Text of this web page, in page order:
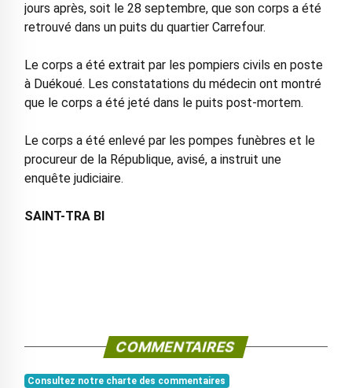
jours après, soit le 28 septembre, que son corps a été
retrouvé dans un puits du quartier Carrefour.
Le corps a été extrait par les pompiers civils en poste
à Duékoué. Les constatations du médecin ont montré
que le corps a été jeté dans le puits post-mortem.
Le corps a été enlevé par les pompes funèbres et le
procureur de la République, avisé, a instruit une
enquête judiciaire.
SAINT-TRA BI
COMMENTAIRES
Consultez notre charte des commentaires